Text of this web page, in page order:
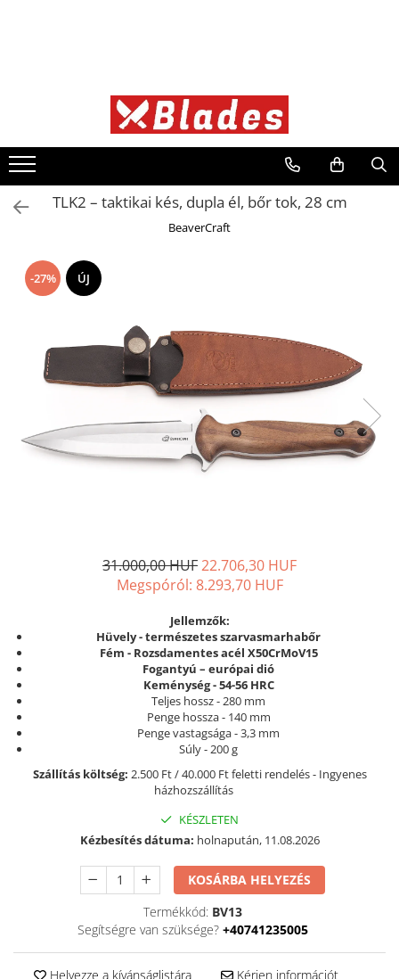
Japán kések
TLK2 – taktikai kés, dupla él, bőr tok, 28 cm
BeaverCraft
-27% ÚJ
31.000,00 HUF22.706,30 HUF
Megspóról: 8.293,70 HUF
Jellemzők:
Hüvely - természetes szarvasmarhabőr
Fém - Rozsdamentes acél X50CrMoV15
Fogantyú – európai dió
Keménység - 54-56 HRC
Teljes hossz - 280 mm
Penge hossza - 140 mm
Penge vastagsága - 3,3 mm
Súly - 200 g
Szállítás költség: 2.500 Ft / 40.000 Ft feletti rendelés - Ingyenes
házhozszállítás
KÉSZLETEN
Kézbesítés dátuma: holnapután, 11.08.2026
KOSÁRBA HELYEZÉS
Termékkód: BV13
Segítségre van szüksége? +40741235005
Helyezze a kívánságlistára Kérjen információt